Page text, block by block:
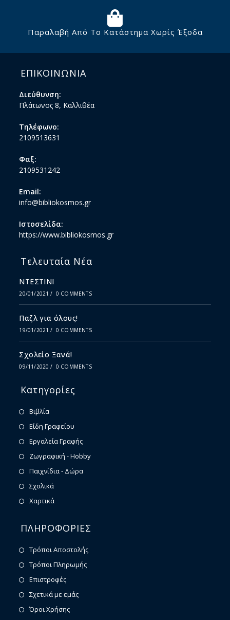
Παραλαβή Από Το Κατάστημα Χωρίς Έξοδα
ΕΠΙΚΟΙΝΩΝΙΑ
Διεύθυνση:
Πλάτωνος 8, Καλλιθέα
Τηλέφωνο:
2109513631
Φαξ:
2109531242
Email:
info@bibliokosmos.gr
Ιστοσελίδα:
https://www.bibliokosmos.gr
Τελευταία Νέα
ΝΤΕΣΤΙΝΙ
20/01/2021 / 0 COMMENTS
Παζλ για όλους!
19/01/2021 / 0 COMMENTS
Σχολείο Ξανά!
09/11/2020 / 0 COMMENTS
Κατηγορίες
Βιβλία
Είδη Γραφείου
Εργαλεία Γραφής
Ζωγραφική - Hobby
Παιχνίδια - Δώρα
Σχολικά
Χαρτικά
ΠΛΗΡΟΦΟΡΙΕΣ
Τρόποι Αποστολής
Τρόποι Πληρωμής
Επιστροφές
Σχετικά με εμάς
Όροι Χρήσης